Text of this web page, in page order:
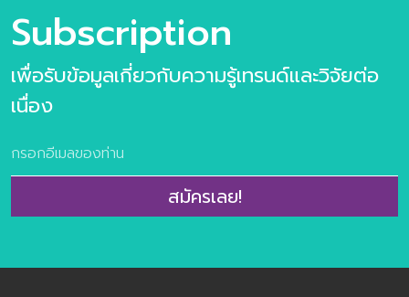
Workshop สำหรับองค์กร ประกอบไปด้วย การบรรยายแบบ
จัดเต็ม Future Food Trend ทั้ง 10 เทรนด์ FoodTrend
Selection การเลือเทรนด์ที่เป็นโจทย์ของธุรกิจ Trend
Gymnasium workshop การประยุกต์เทรนด์สู่ไอเดียแห่ง
นวัตกรรม —————————————— ติดต่อสอบถามเพิ่ม
และคอนเซปต์แห่งอนาคต Baramizi Lab LINE OA :
Baramizi_lab Email :
———————– ศูนย์วิจัยเทรนด์และคอนเซปต์แห่งอนาคต
Baramizi Lab – องค์กรที่ทำหน้าที่จับตามองเทรนด์ที่น่าสนใจ
[…]
Subscription
เพื่อรับข้อมูลเกี่ยวกับความรู้เทรนด์และวิจัยต่อ
เนื่อง
สมัครเลย!